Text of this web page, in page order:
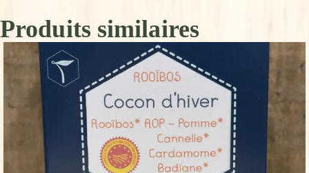
Produits similaires